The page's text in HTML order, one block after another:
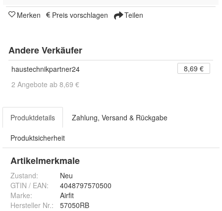
Merken Preis vorschlagen Teilen
Andere Verkäufer
haustechnikpartner24
8,69 €
2 Angebote ab 8,69 €
Produktdetails Zahlung, Versand & Rückgabe
Produktsicherheit
Artikelmerkmale
Zustand:
Neu
GTIN / EAN:
4048797570500
Marke:
Airfit
Hersteller Nr.:
57050RB